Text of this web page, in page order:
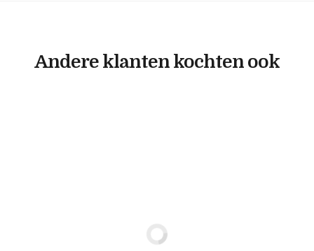
Andere klanten kochten ook